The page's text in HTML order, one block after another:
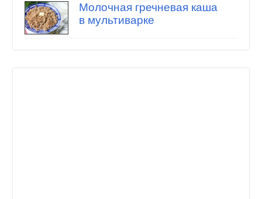
Молочная гречневая каша
в мультиварке